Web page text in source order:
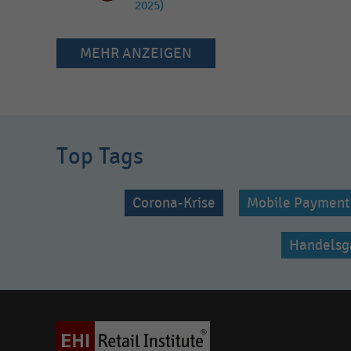
2025)
MEHR ANZEIGEN
Top Tags
Corona-Krise Mobile Payment